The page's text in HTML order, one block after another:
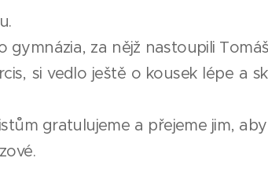
gymnázia, za nějž nastoupili
si vedlo ještě o kousek lépe a
gratulujeme a přejeme jim,